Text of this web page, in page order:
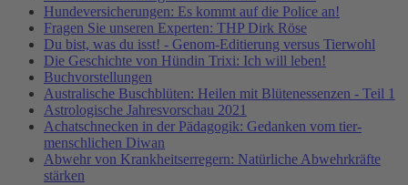
Hundeversicherungen: Es kommt auf die Police an!
Fragen Sie unseren Experten: THP Dirk Röse
Du bist, was du isst! - Genom-Editierung versus Tierwohl
Die Geschichte von Hündin Trixi: Ich will leben!
Buchvorstellungen
Australische Buschblüten: Heilen mit Blütenessenzen - Teil 1
Astrologische Jahresvorschau 2021
Achatschnecken in der Pädagogik: Gedanken vom tier-
menschlichen Diwan
Abwehr von Krankheitserregern: Natürliche Abwehrkräfte
stärken